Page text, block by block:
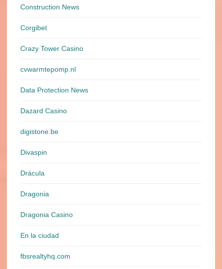
Construction News
Corgibet
Crazy Tower Сasino
cvwarmtepomp.nl
Data Protection News
Dazard Casino
digistone.be
Divaspin
Drácula
Dragonia
Dragonia Casino
En la ciudad
fbsrealtyhq.com